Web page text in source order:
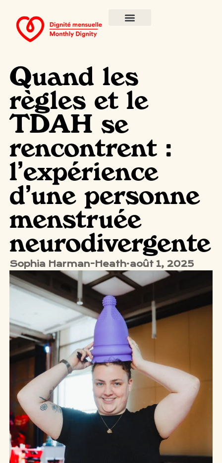
Quand les
règles et le
TDAH se
rencontrent :
l’expérience
d’une personne
menstruée
neurodivergente
Sophia Harman-Heath·août 1, 2025